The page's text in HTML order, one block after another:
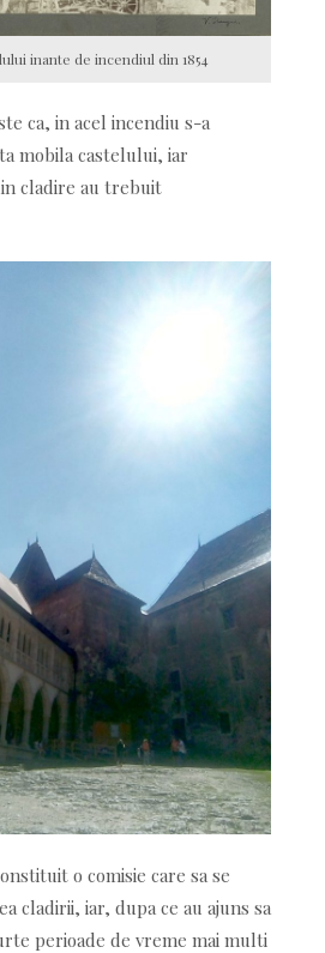
inante de incendiul din 1854
ca, in acel incendiu s-a
mobila castelului, iar
cladire au trebuit
o comisie care sa se
cladirii, iar, dupa ce au ajuns sa
perioade de vreme mai multi